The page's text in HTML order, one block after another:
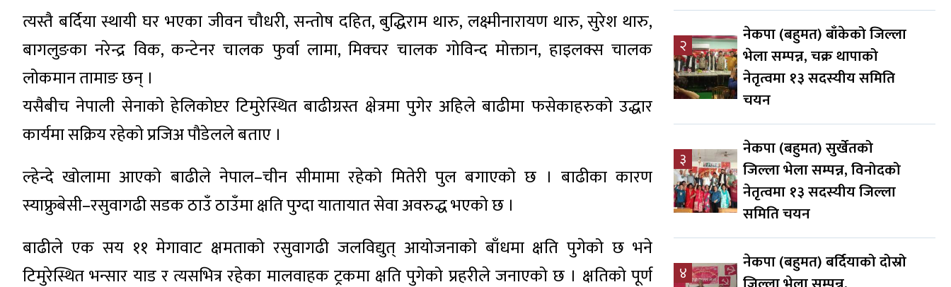
त्यस्तै बर्दिया स्थायी घर भएका जीवन चौधरी, सन्तोष दहित, बुद्धिराम थारु, लक्ष्मीनारायण थारु, सुरेश थारु,
बागलुङका नरेन्द्र विक, कन्टेनर चालक फुर्वा लामा, मिक्चर चालक गोविन्द मोक्तान, हाइलक्स चालक
लोकमान तामाङ छन् ।
यसैबीच नेपाली सेनाको हेलिकोप्टर टिमुरेस्थित बाढीग्रस्त क्षेत्रमा पुगेर अहिले बाढीमा फसेकाहरुको उद्धार
कार्यमा सक्रिय रहेको प्रजिअ पौडेलले बताए ।
ल्हेन्दे खोलामा आएको बाढीले नेपाल–चीन सीमामा रहेको मितेरी पुल बगाएको छ । बाढीका कारण
स्याफ्रुबेसी–रसुवागढी सडक ठाउँ ठाउँमा क्षति पुग्दा यातायात सेवा अवरुद्ध भएको छ ।
बाढीले एक सय ११ मेगावाट क्षमताको रसुवागढी जलविद्युत् आयोजनाको बाँधमा क्षति पुगेको छ भने
टिमुरेस्थित भन्सार याड र त्यसभित्र रहेका मालवाहक ट्रकमा क्षति पुगेको प्रहरीले जनाएको छ । क्षतिको पूर्ण
२
नेकपा (बहुमत) बाँकेको जिल्ला
भेला सम्पन्न, चक्र थापाको
नेतृत्वमा १३ सदस्यीय समिति
चयन
३
नेकपा (बहुमत) सुर्खेतको
जिल्ला भेला सम्पन्न, विनोदको
नेतृत्वमा १३ सदस्यीय जिल्ला
समिति चयन
४
नेकपा (बहुमत) बर्दियाको दोस्रो